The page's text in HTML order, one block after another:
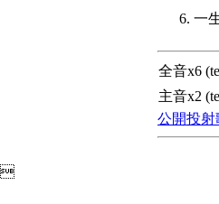
一
全音x6
主音x2
公開投射
